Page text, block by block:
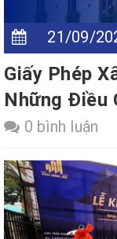
21/09/
Giấy Phép
Những Điều
0 bình luận